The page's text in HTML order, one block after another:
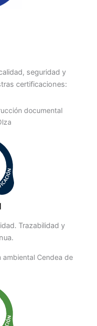
seguridad y
certificaciones:
documental
Trazabilidad y
ambiental Cendea de